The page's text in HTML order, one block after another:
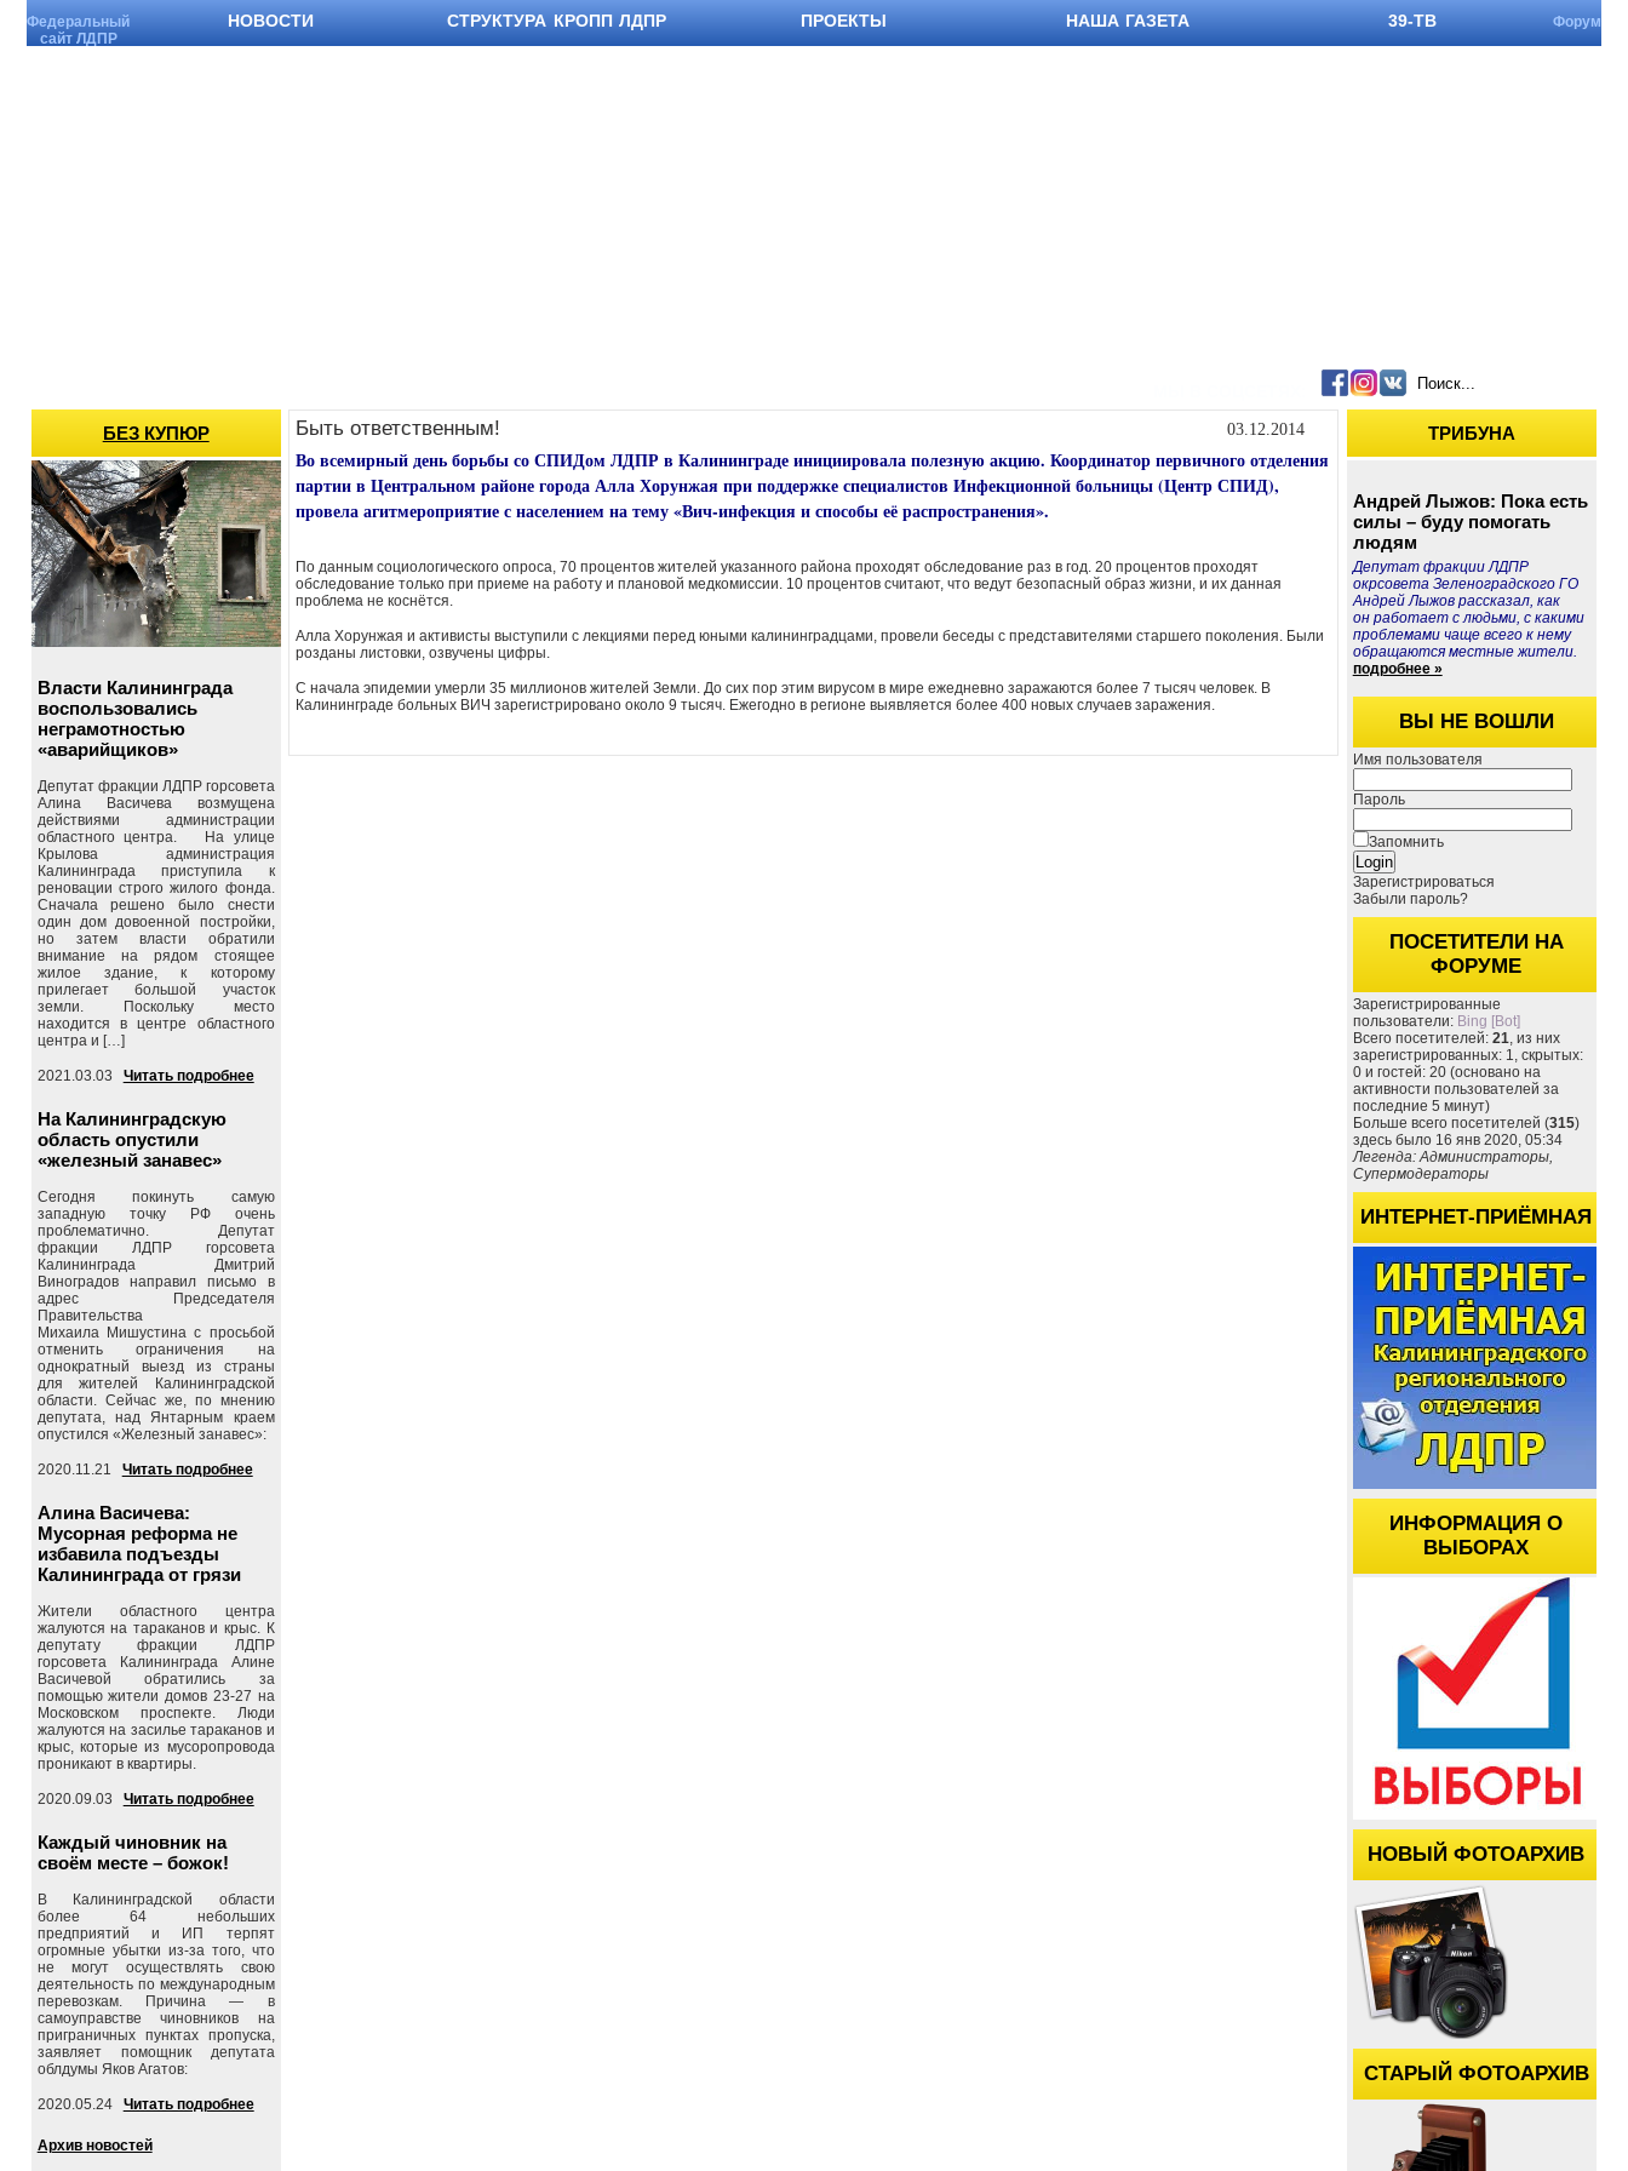
Федеральный
сайт ЛДПР
НОВОСТИ СТРУКТУРА КРОПП ЛДПР ПРОЕКТЫ НАША ГАЗЕТА 39-ТВ Форум
Быть ответственным! 03.12.2014
Во всемирный день борьбы со СПИДом ЛДПР в Калининграде инициировала полезную акцию. Координатор первичного отделения
партии в Центральном районе города Алла Хорунжая при поддержке специалистов Инфекционной больницы (Центр СПИД),
провела агитмероприятие с населением на тему «Вич-инфекция и способы её распространения».
По данным социологического опроса, 70 процентов жителей указанного района проходят обследование раз в год. 20 процентов проходят
обследование только при приеме на работу и плановой медкомиссии. 10 процентов считают, что ведут безопасный образ жизни, и их данная
проблема не коснётся.
Алла Хорунжая и активисты выступили с лекциями перед юными калининградцами, провели беседы с представителями старшего поколения. Были
розданы листовки, озвучены цифры.
С начала эпидемии умерли 35 миллионов жителей Земли. До сих пор этим вирусом в мире ежедневно заражаются более 7 тысяч человек. В
Калининграде больных ВИЧ зарегистрировано около 9 тысяч. Ежегодно в регионе выявляется более 400 новых случаев заражения.
БЕЗ КУПЮР
Власти Калининграда
воспользовались
неграмотностью
«аварийщиков»
Депутат фракции ЛДПР горсовета
Алина Васичева возмущена
действиями администрации
областного центра. На улице
Крылова администрация
Калининграда приступила к
реновации строго жилого фонда.
Сначала решено было снести
один дом довоенной постройки,
но затем власти обратили
внимание на рядом стоящее
жилое здание, к которому
прилегает большой участок
земли. Поскольку место
находится в центре областного
центра и […]
2021.03.03 Читать подробнее
На Калининградскую
область опустили
«железный занавес»
Сегодня покинуть самую
западную точку РФ очень
проблематично. Депутат
фракции ЛДПР горсовета
Калининграда Дмитрий
Виноградов направил письмо в
адрес Председателя
Правительства
Михаила Мишустина с просьбой
отменить ограничения на
однократный выезд из страны
для жителей Калининградской
области. Сейчас же, по мнению
депутата, над Янтарным краем
опустился «Железный занавес»:
2020.11.21 Читать подробнее
Алина Васичева:
Мусорная реформа не
избавила подъезды
Калининграда от грязи
Жители областного центра
жалуются на тараканов и крыс. К
депутату фракции ЛДПР
горсовета Калининграда Алине
Васичевой обратились за
помощью жители домов 23-27 на
Московском проспекте. Люди
жалуются на засилье тараканов и
крыс, которые из мусоропровода
проникают в квартиры.
2020.09.03 Читать подробнее
Каждый чиновник на
своём месте – божок!
В Калининградской области
более 64 небольших
предприятий и ИП терпят
огромные убытки из-за того, что
не могут осуществлять свою
деятельность по международным
перевозкам. Причина — в
самоуправстве чиновников на
приграничных пунктах пропуска,
заявляет помощник депутата
облдумы Яков Агатов:
2020.05.24 Читать подробнее
Архив новостей
ТРИБУНА
Андрей Лыжов: Пока есть
силы – буду помогать
людям
Депутат фракции ЛДПР
окрсовета Зеленоградского ГО
Андрей Лыжов рассказал, как
он работает с людьми, с какими
проблемами чаще всего к нему
обращаются местные жители.
подробнее »
ВЫ НЕ ВОШЛИ
Имя пользователя
Пароль
Запомнить
Зарегистрироваться
Забыли пароль?
ПОСЕТИТЕЛИ НА
ФОРУМЕ
Зарегистрированные
пользователи: Bing [Bot]
Всего посетителей: 21, из них
зарегистрированных: 1, скрытых:
0 и гостей: 20 (основано на
активности пользователей за
последние 5 минут)
Больше всего посетителей (315)
здесь было 16 янв 2020, 05:34
Легенда: Администраторы,
Супермодераторы
ИНТЕРНЕТ-ПРИЁМНАЯ
ИНФОРМАЦИЯ О
ВЫБОРАХ
НОВЫЙ ФОТОАРХИВ
СТАРЫЙ ФОТОАРХИВ